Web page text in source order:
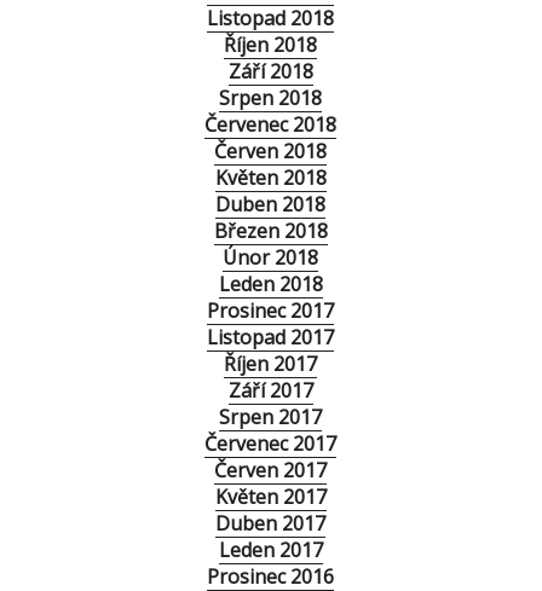
Listopad 2018
Říjen 2018
Září 2018
Srpen 2018
Červenec 2018
Červen 2018
Květen 2018
Duben 2018
Březen 2018
Únor 2018
Leden 2018
Prosinec 2017
Listopad 2017
Říjen 2017
Září 2017
Srpen 2017
Červenec 2017
Červen 2017
Květen 2017
Duben 2017
Leden 2017
Prosinec 2016